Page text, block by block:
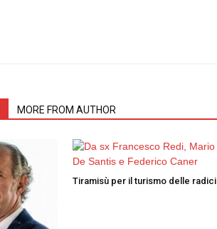
MORE FROM AUTHOR
Tiramisù per il turismo delle radici